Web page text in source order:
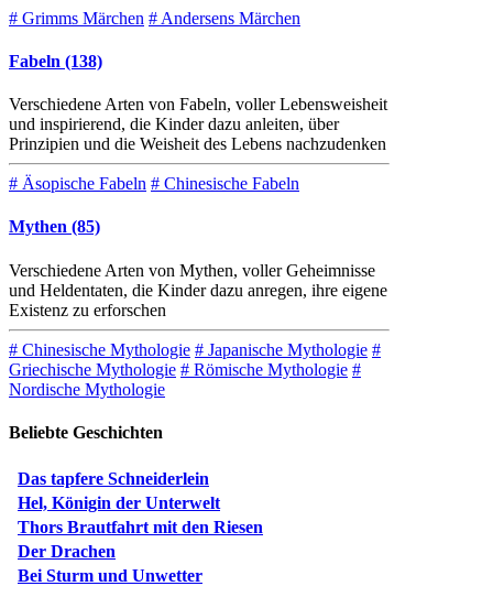
# Grimms Märchen # Andersens Märchen
Fabeln (138)
Verschiedene Arten von Fabeln, voller Lebensweisheit
und inspirierend, die Kinder dazu anleiten, über
Prinzipien und die Weisheit des Lebens nachzudenken
# Äsopische Fabeln # Chinesische Fabeln
Mythen (85)
Verschiedene Arten von Mythen, voller Geheimnisse
und Heldentaten, die Kinder dazu anregen, ihre eigene
Existenz zu erforschen
# Chinesische Mythologie # Japanische Mythologie #
Griechische Mythologie # Römische Mythologie #
Nordische Mythologie
Beliebte Geschichten
Das tapfere Schneiderlein
Hel, Königin der Unterwelt
Thors Brautfahrt mit den Riesen
Der Drachen
Bei Sturm und Unwetter